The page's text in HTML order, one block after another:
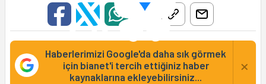
Haberlerimizi Google'da daha sık görmek
için bianet'i tercih ettiğiniz haber
kaynaklarına ekleyebilirsiniz...
×